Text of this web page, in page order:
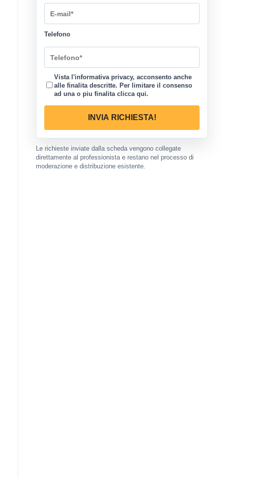
Telefono
Vista l'informativa privacy, acconsento anche
alle finalita descritte. Per limitare il consenso
ad una o piu finalita clicca qui.
INVIA RICHIESTA!
Le richieste inviate dalla scheda vengono collegate
direttamente al professionista e restano nel processo di
moderazione e distribuzione esistente.